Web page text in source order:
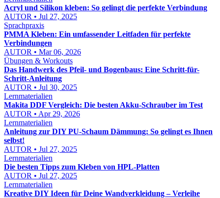
Acryl und Silikon kleben: So gelingt die perfekte Verbindung
AUTOR • Jul 27, 2025
Sprachpraxis
PMMA Kleben: Ein umfassender Leitfaden für perfekte
Verbindungen
AUTOR • Mar 06, 2026
Übungen & Workouts
Das Handwerk des Pfeil- und Bogenbaus: Eine Schritt-für-
Schritt-Anleitung
AUTOR • Jul 30, 2025
Lernmaterialien
Makita DDF Vergleich: Die besten Akku-Schrauber im Test
AUTOR • Apr 29, 2026
Lernmaterialien
Anleitung zur DIY PU-Schaum Dämmung: So gelingt es Ihnen
selbst!
AUTOR • Jul 27, 2025
Lernmaterialien
Die besten Tipps zum Kleben von HPL-Platten
AUTOR • Jul 27, 2025
Lernmaterialien
Kreative DIY Ideen für Deine Wandverkleidung – Verleihe